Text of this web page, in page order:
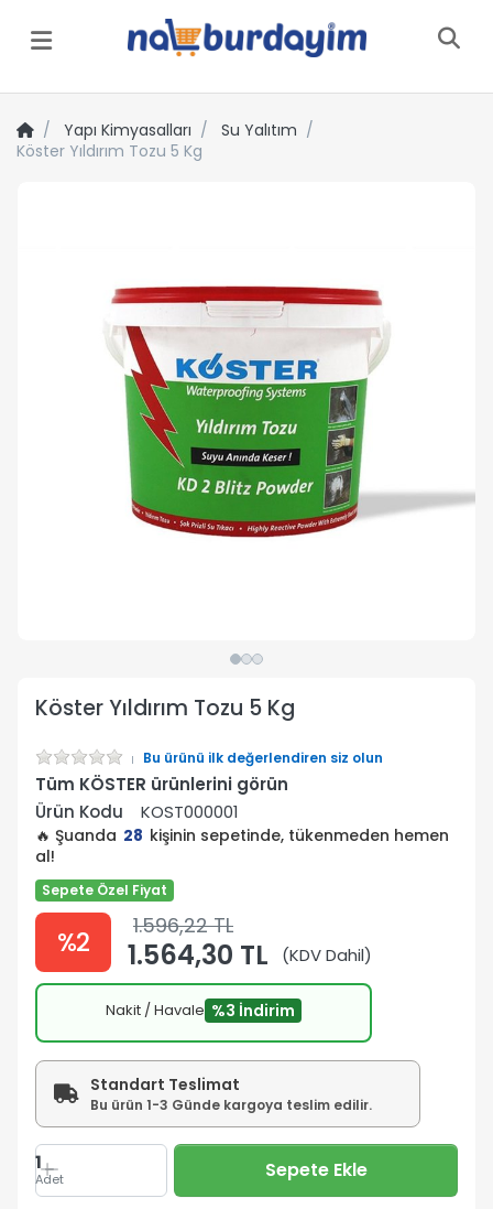
Menü
Yapı Kimyasalları
Su Yalıtım
Köster Yıldırım Tozu 5 Kg
Köster Yıldırım Tozu 5 Kg
Bu ürünü ilk değerlendiren siz olun
Tüm KÖSTER ürünlerini görün
Ürün Kodu
KOST000001
🔥 Şuanda 28 kişinin sepetinde, tükenmeden hemen
al!
Sepete Özel Fiyat
%2 1.596,22 TL
1.564,30 TL (KDV Dahil)
Nakit / Havale %3 İndirim
Standart Teslimat
Bu ürün 1-3 Günde kargoya teslim edilir.
1
Adet Sepete Ekle